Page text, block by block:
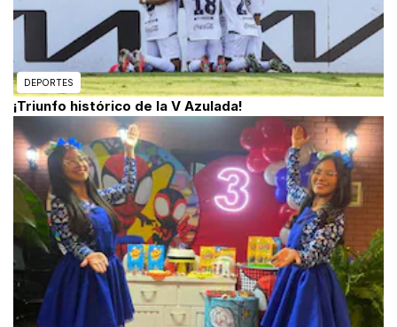
DEPORTES
¡Triunfo histórico de la V Azulada!